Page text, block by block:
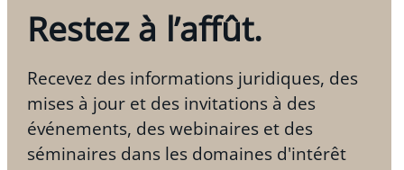
Restez à l’affût.
Recevez des informations juridiques, des
mises à jour et des invitations à des
événements, des webinaires et des
séminaires dans les domaines d'intérêt